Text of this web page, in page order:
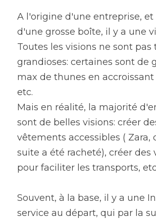
A l'origine d'une entreprise,
d'une grosse boîte, il y a une
Toutes les visions ne sont pas
grandioses: certaines sont de
max de thunes en accroissant
etc.
Mais en réalité, la majorité
sont de belles visions: créer
vêtements accessibles ( Zara,
suite a été racheté), créer des
pour faciliter les transports,
Souvent, à la base, il y a une
service au départ, qui par la